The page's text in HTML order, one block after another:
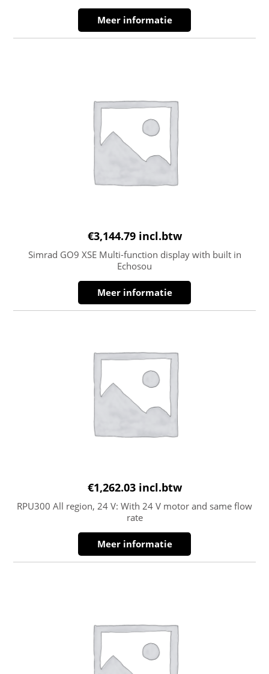
Meer informatie
€3,144.79 incl.btw
Simrad GO9 XSE Multi-function display with built in
Echosou
Meer informatie
€1,262.03 incl.btw
RPU300 All region, 24 V: With 24 V motor and same flow
rate
Meer informatie